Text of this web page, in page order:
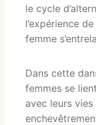
le cycle
l’expérience
femme
Dans cette
femmes se
avec leurs